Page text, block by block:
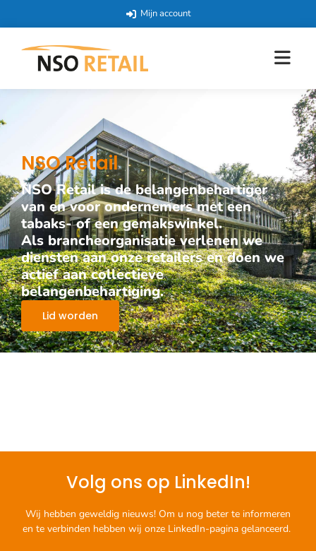
Mijn account
NSO Retail
NSO Retail is de belangenbehartiger
van en voor ondernemers met een
tabaks- of een gemakswinkel.
Als brancheorganisatie verlenen we
diensten aan onze retailers en doen we
actief aan collectieve
belangenbehartiging.
Lid worden
Volg ons op LinkedIn!
Wij hebben geweldig nieuws! Om u nog beter te informeren
en te verbinden hebben wij onze LinkedIn-pagina gelanceerd.